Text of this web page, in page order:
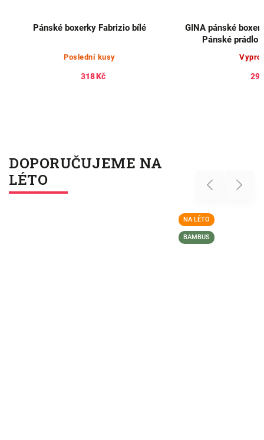
Pánské boxerky Fabrizio bílé
Poslední kusy
318 Kč
GINA pánské
Pánské prádlo
DOPORUČUJEME NA
LÉTO
Previous
NA LÉTO
BAMBUS
Next